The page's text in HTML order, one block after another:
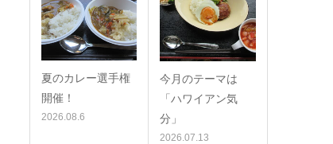
夏のカレー選手権
開催！
2026.08.6
今月のテーマは
「ハワイアン気
分」
2026.07.13